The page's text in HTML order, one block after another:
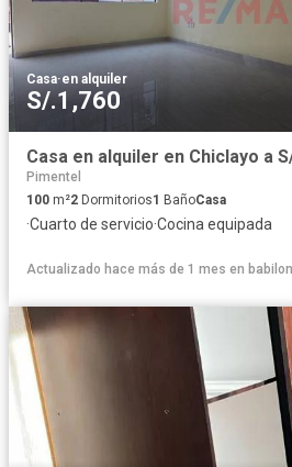
Casa·en alquiler
S/.1,760
Casa en alquiler en Chiclayo a
Pimentel
100 m²2 Dormitorios1 BañoCasa
·Cuarto de servicio·Cocina equipada
Actualizado hace más de 1 mes en